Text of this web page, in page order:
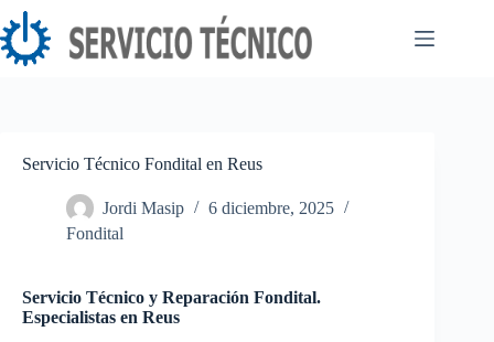
Saltar
al
contenido
Servicio Técnico Fondital en Reus
Jordi Masip
6 diciembre, 2025
Fondital
Servicio Técnico y Reparación Fondital.
Especialistas en Reus